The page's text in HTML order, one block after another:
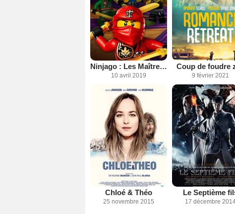
Ninjago : Les Maîtres du Spinjitzu
10 avril 2019
Coup de foudre
9 février 2021
Chloé & Théo
25 novembre 2015
Le Septième
17 décembre